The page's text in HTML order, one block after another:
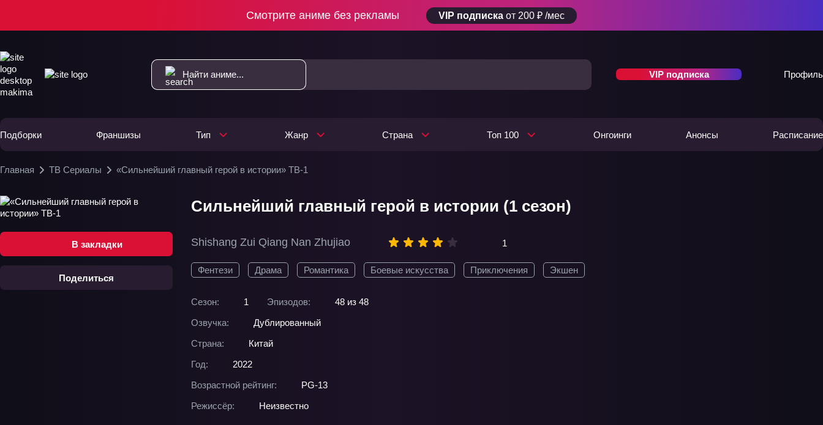
Смотрите аниме без рекламы VIP подписка от 200 ₽ /мес
VIP подписка Профиль
Подборки Франшизы Тип Жанр Страна Топ 100 Онгоинги Анонсы Расписание
Главная ТВ Сериалы «Сильнейший главный герой в истории» ТВ-1
В закладки
Поделиться
Сильнейший главный герой в истории (1 сезон)
Shishang Zui Qiang Nan Zhujiao 1
Фентези Драма Романтика Боевые искусства Приключения Экшен
Сезон: 1 Эпизодов:
48 из 48
Озвучка:
Дублированный
Страна:
Китай
Год:
2022
Возрастной рейтинг:
PG-13
Режиссёр:
Неизвестно